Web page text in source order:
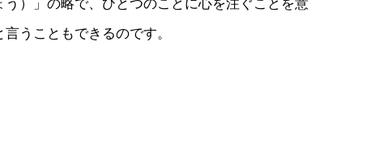
）」の略で、ひとつのことに心を注ぐことを意
うこともできるのです。